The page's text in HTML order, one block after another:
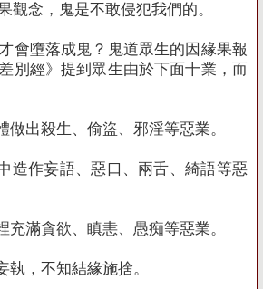
觀念，鬼是不敢侵犯我們的。
墮落成鬼？鬼道眾生的因緣果報
別經》提到眾生由於下面十業，而
做出殺生、偷盜、邪淫等惡業。
造作妄語、惡口、兩舌、綺語等惡
充滿貪欲、瞋恚、愚痴等惡業。
執，不知結緣施捨。